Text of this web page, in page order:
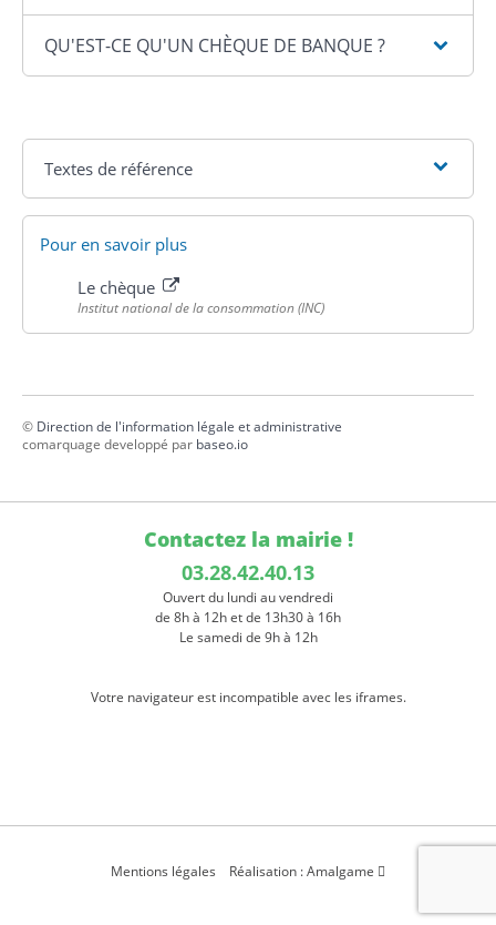
QU'EST-CE QU'UN CHÈQUE DE BANQUE ?
Textes de référence
Pour en savoir plus
Le chèque
Institut national de la consommation (INC)
© Direction de l'information légale et administrative
comarquage developpé par baseo.io
Contactez la mairie !
03.28.42.40.13
Ouvert du lundi au vendredi
de 8h à 12h et de 13h30 à 16h
Le samedi de 9h à 12h
Votre navigateur est incompatible avec les iframes.
Mentions légales Réalisation : Amalgame